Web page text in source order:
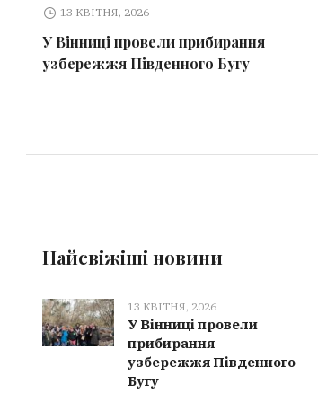
13 КВІТНЯ, 2026
У Вінниці провели прибирання
узбережжя Південного Бугу
Найсвіжіші новини
13 КВІТНЯ, 2026
У Вінниці провели
прибирання
узбережжя Південного
Бугу